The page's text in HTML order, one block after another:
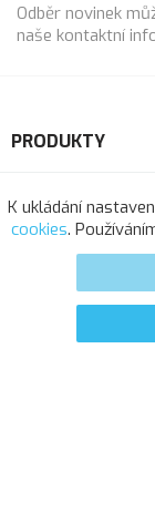
Odběr novinek
naše kontaktní
PRODUKTY
NAŠE
VÁŠ ÚČET
INFORMACE O
K ukládání
cookies.
© 2025 -